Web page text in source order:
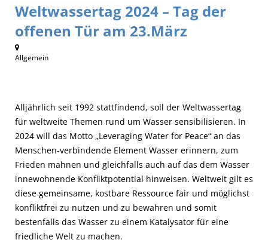
Weltwassertag 2024 – Tag der
offenen Tür am 23.März
Allgemein
Alljährlich seit 1992 stattfindend, soll der Weltwassertag
für weltweite Themen rund um Wasser sensibilisieren. In
2024 will das Motto „Leveraging Water for Peace“ an das
Menschen-verbindende Element Wasser erinnern, zum
Frieden mahnen und gleichfalls auch auf das dem Wasser
innewohnende Konfliktpotential hinweisen. Weltweit gilt es
diese gemeinsame, kostbare Ressource fair und möglichst
konfliktfrei zu nutzen und zu bewahren und somit
bestenfalls das Wasser zu einem Katalysator für eine
friedliche Welt zu machen.